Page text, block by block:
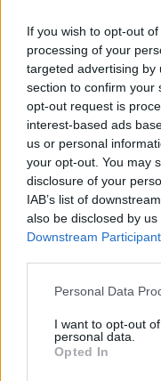
If you wish to opt-out
processing of your
targeted advertising by
section to confirm your
opt-out request is
interest-based ads
us or personal
your opt-out. You may
disclosure of your
IAB’s list of
also be disclosed by
Downstream
Please note that this
not limited to your visit
grant or deny consent
use your data for
Personal Data
I want to opt-out
personal data.
Opted In
FRANKO a káosz
hitelesen tudja
ahogybongor
Ebben
amiknek jó
összefogásáért
kiindulópont, de a
nyomottságig, a
sokfelé el lehet
kattogó törtek